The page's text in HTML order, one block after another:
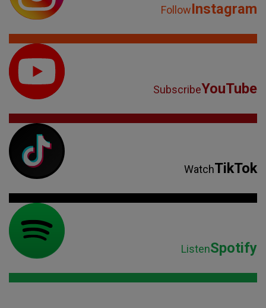
FollowInstagram
SubscribeYouTube
WatchTikTok
ListenSpotify